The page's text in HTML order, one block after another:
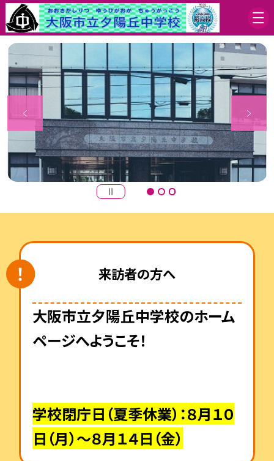
来訪者の方へ
大阪市立夕陽丘中学校のホーム
ページへようこそ！
学校閉庁日（夏季休業）：８月１０
日（月）～８月１４日（金）